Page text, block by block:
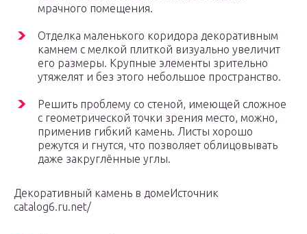
мрачного помещения.
Отделка маленького коридора декоративным
камнем с мелкой плиткой визуально увеличит
его размеры. Крупные элементы зрительно
утяжелят и без этого небольшое пространство.
Решить проблему со стеной, имеющей сложное
с геометрической точки зрения место, можно,
применив гибкий камень. Листы хорошо
режутся и гнутся, что позволяет облицовывать
даже закруглённые углы.
Декоративный камень в домеИсточник
catalog6.ru.net/